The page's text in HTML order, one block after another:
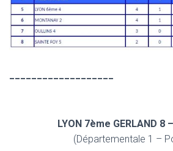
LYON 7ème GERLAND 8
(Départementale 1 –